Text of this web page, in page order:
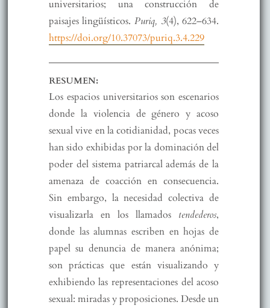
universitarios; una construcción de
paisajes lingüísticos.Puriq, 3(4), 622–634.
https://doi.org/10.37073/puriq.3.4.229
RESUMEN:
Los espacios universitarios son escenarios
donde la violencia de género y acoso
sexual vive en la cotidianidad, pocas veces
han sido exhibidas por la dominación del
poder del sistema patriarcal además de la
amenaza de coacción en consecuencia.
Sin embargo, la necesidad colectiva de
visualizarla en los llamados tendederos,
donde las alumnas escriben en hojas de
papel su denuncia de manera anónima;
son prácticas que están visualizando y
exhibiendo las representaciones del acoso
sexual: miradas y proposiciones. Desde un